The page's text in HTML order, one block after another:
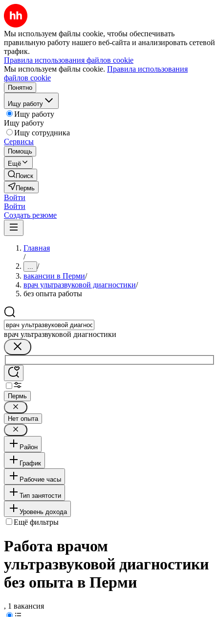
Мы используем файлы cookie, чтобы обеспечивать
правильную работу нашего веб-сайта и анализировать сетевой
трафик.
Правила использования файлов cookie
Мы используем файлы cookie. Правила использования
файлов cookie
Понятно
Ищу работу
Ищу работу
Ищу работу
Ищу сотрудника
Сервисы
Помощь
Ещё
Поиск
Пермь
Войти
Войти
Создать резюме
Главная
/
... /
вакансии в Перми/
врач ультразвуковой диагностики/
без опыта работы
врач ультразвуковой диагностики
Пермь
Нет опыта
Район
График
Рабочие часы
Тип занятости
Уровень дохода
Ещё фильтры
Работа врачом
ультразвуковой диагностики
без опыта в Перми
, 1 вакансия